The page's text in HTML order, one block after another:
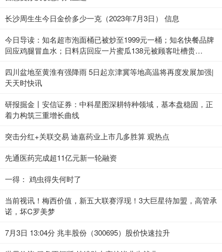
长沙周生生今日金价多少一克（2023年7月3日） 信息
今日导读：知名超市泡面桶已被炒至1999元一桶；知名快餐品牌
回应鸡腿冒血水；日料店回应一片蜜瓜138元被顾客吐槽贵
四川盆地至黄淮有强降雨 5日起京津冀等地高温将再度发展加强|
天天时快讯
研报掘金丨安信证券：中科星图深耕特种领域，基本盘稳固，正
着力构筑三重增长曲线
突击分红+关联交易 迪嘉药业上市几多胜算 观热点
先通医药完成超11亿元新一轮融资
一得： 鸡虫得失何时了
当前视讯！梅西价值，新五大联赛浮现！3大巨星待加盟，高管承
诺，坏C罗美梦
7月3日 13:04分 兆丰股份（300695）股价快速拉升